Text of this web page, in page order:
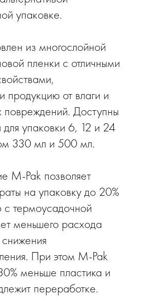
упаковке.
из многослойной
пленки с отличными
от влаги и
повреждений. Доступны
упаковки 6, 12 и 24
330 мл и 500 мл.
M-Pak позволяет
на упаковку до 20%
термоусадочной
меньшего расхода
При этом M-Pak
меньше пластика и
переработке.